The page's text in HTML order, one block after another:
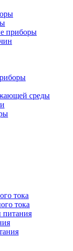
приборы
среды
тока
тока
питания